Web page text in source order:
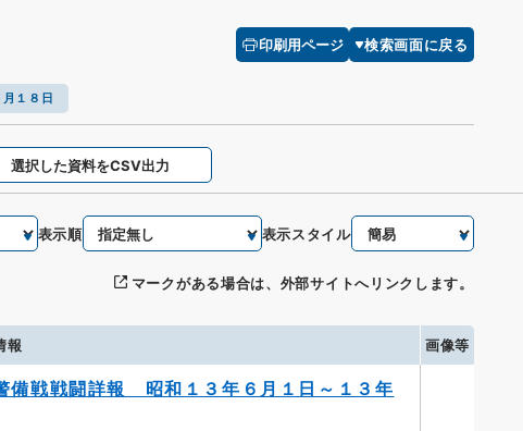
印刷用ページ 検索画面に戻る
１８日
選択した資料をCSV出力
表示順 表示スタイル
マークがある場合は、外部サイトへリンクします。
報 画像等
戦戦闘詳報 昭和１３年６月１日～１３年